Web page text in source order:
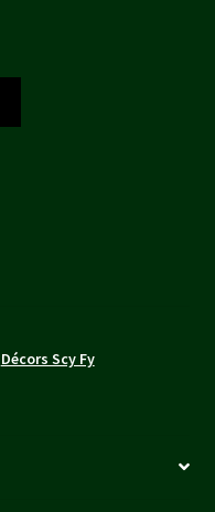
Décors Scy Fy